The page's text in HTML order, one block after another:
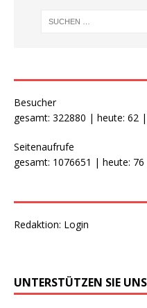
Besucher
gesamt: 322880 | heute: 62
Seitenaufrufe
gesamt: 1076651 | heute:
Redaktion: Login
UNTERSTÜTZEN SIE